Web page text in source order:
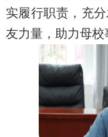
实履行职责，充
友力量，助力母校